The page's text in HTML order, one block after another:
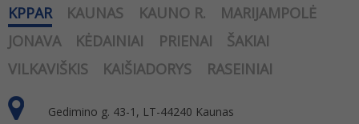
KPPAR KAUNAS KAUNO R.
MARIJAMPOLĖ
JONAVA
KĖDAINIAI PRIENAI
ŠAKIAI
VILKAVIŠKIS
KAIŠIADORYS RASEINIAI
Gedimino g. 43-1, LT-44240 Kaunas